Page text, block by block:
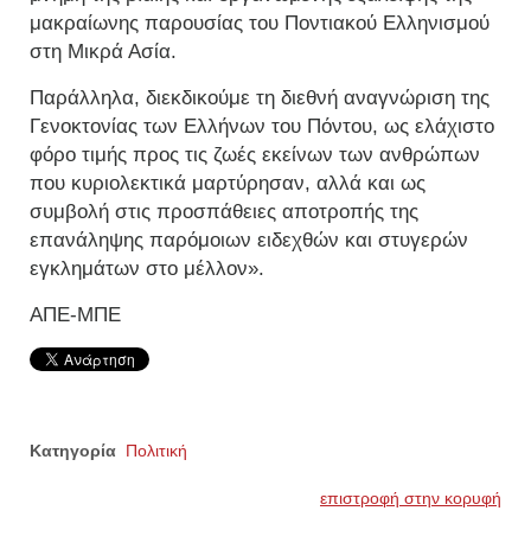
μακραίωνης παρουσίας του Ποντιακού Ελληνισμού
στη Μικρά Ασία.
Παράλληλα, διεκδικούμε τη διεθνή αναγνώριση της
Γενοκτονίας των Ελλήνων του Πόντου, ως ελάχιστο
φόρο τιμής προς τις ζωές εκείνων των ανθρώπων
που κυριολεκτικά μαρτύρησαν, αλλά και ως
συμβολή στις προσπάθειες αποτροπής της
επανάληψης παρόμοιων ειδεχθών και στυγερών
εγκλημάτων στο μέλλον».
ΑΠΕ-ΜΠΕ
Κατηγορία Πολιτική
επιστροφή στην κορυφή